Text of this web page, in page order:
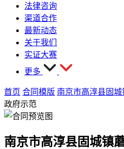
法律咨询
渠道合作
最新动态
关于我们
实证大赛
更多
首页 合同模版 南京市高淳县固
政府示范
南京市高淳县固城镇